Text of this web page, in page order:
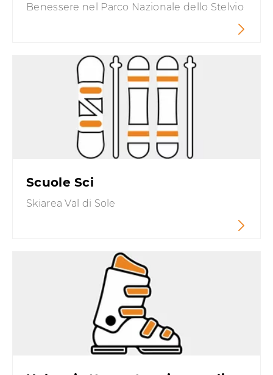
Benessere nel Parco Nazionale dello Stelvio
Scuole Sci
Skiarea Val di Sole